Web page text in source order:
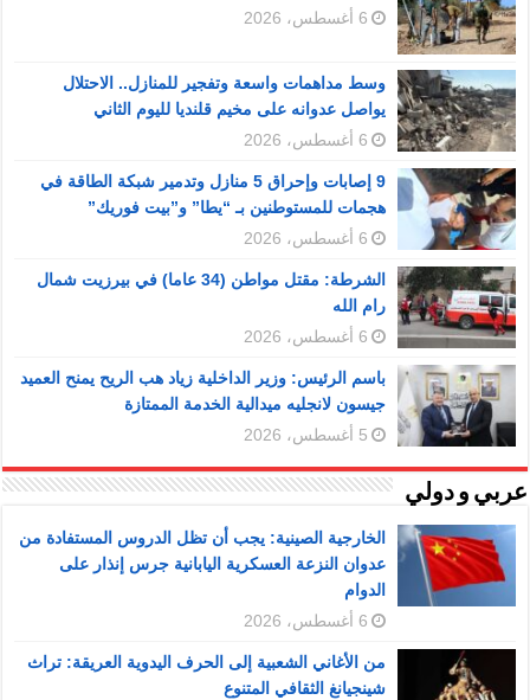
6 أغسطس، 2026
وسط مداهمات واسعة وتفجير للمنازل.. الاحتلال
يواصل عدوانه على مخيم قلنديا لليوم الثاني
6 أغسطس، 2026
9 إصابات وإحراق 5 منازل وتدمير شبكة الطاقة في
هجمات للمستوطنين بـ “يطا” و”بيت فوريك”
6 أغسطس، 2026
الشرطة: مقتل مواطن (34 عاما) في بيرزيت شمال
رام الله
6 أغسطس، 2026
باسم الرئيس: وزير الداخلية زياد هب الريح يمنح العميد
جيسون لانجليه ميدالية الخدمة الممتازة
5 أغسطس، 2026
عربي و دولي
الخارجية الصينية: يجب أن تظل الدروس المستفادة من
عدوان النزعة العسكرية اليابانية جرس إنذار على
الدوام
6 أغسطس، 2026
من الأغاني الشعبية إلى الحرف اليدوية العريقة: تراث
شينجيانغ الثقافي المتنوع